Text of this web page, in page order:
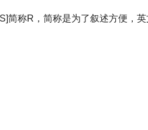
R，简称是为了叙述方便，英